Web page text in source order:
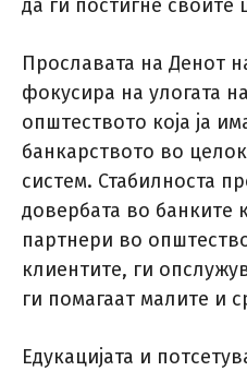
да ги постигне своите
Прославата на Денот
фокусира на улогата
општеството која ја
банкарството во
систем. Стабилноста
довербата во банките
партнери во
клиентите, ги
ги помагаат малите и
Едукацијата и